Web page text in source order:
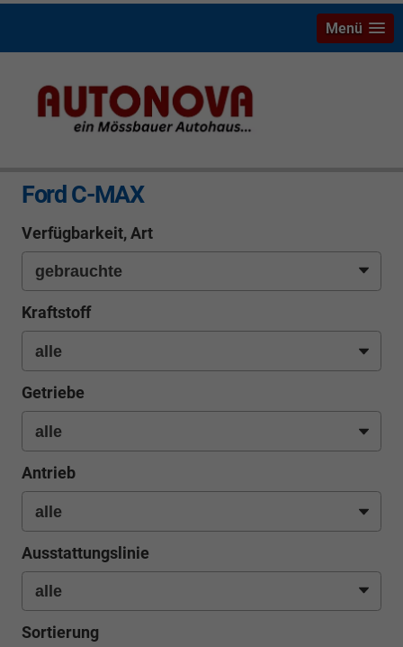
Menü
Ford C-MAX
Verfügbarkeit, Art
Kraftstoff
Getriebe
Antrieb
Ausstattungslinie
Sortierung